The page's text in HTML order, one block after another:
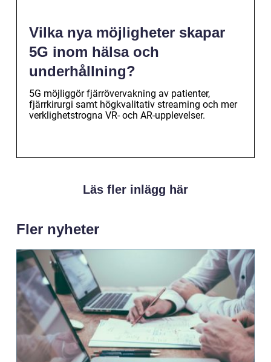
Vilka nya möjligheter skapar
5G inom hälsa och
underhållning?
5G möjliggör fjärrövervakning av patienter,
fjärrkirurgi samt högkvalitativ streaming och mer
verklighetstrogna VR- och AR-upplevelser.
Läs fler inlägg här
Fler nyheter